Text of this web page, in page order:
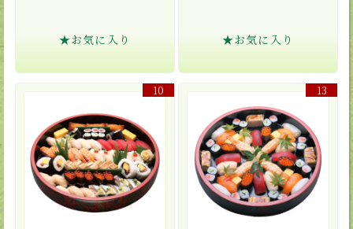
★お気に入り ★お気に入り
10 13